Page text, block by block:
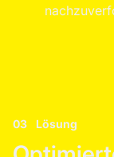
03 Lösung